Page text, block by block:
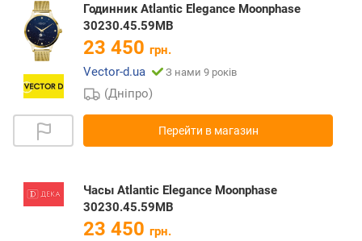
Годинник Atlantic Elegance Moonphase
30230.45.59MB
23 450 грн.
Vector-d.ua
З нами 9 років
(Дніпро)
Перейти в магазин
Часы Atlantic Elegance Moonphase
30230.45.59MB
23 450 грн.